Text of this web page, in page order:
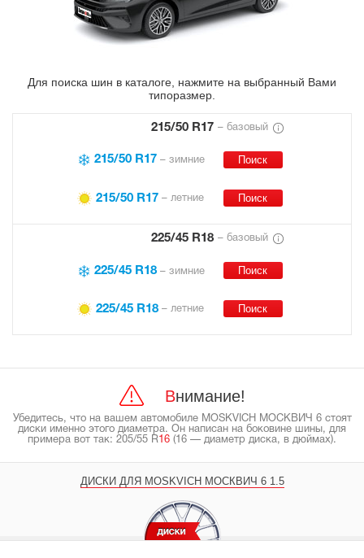
Для поиска шин в каталоге, нажмите на выбранный Вами
типоразмер.
215/50 R17 – базовый
215/50 R17 – зимние
215/50 R17 – летние
225/45 R18 – базовый
225/45 R18 – зимние
225/45 R18– летние
Внимание!
Убедитесь, что на вашем автомобиле MOSKVICH МОСКВИЧ 6 стоят
диски именно этого диаметра. Он написан на боковине шины, для
примера вот так: 205/55 R16 (16 — диаметр диска, в дюймах).
ДИСКИ ДЛЯ MOSKVICH МОСКВИЧ 6 1.5